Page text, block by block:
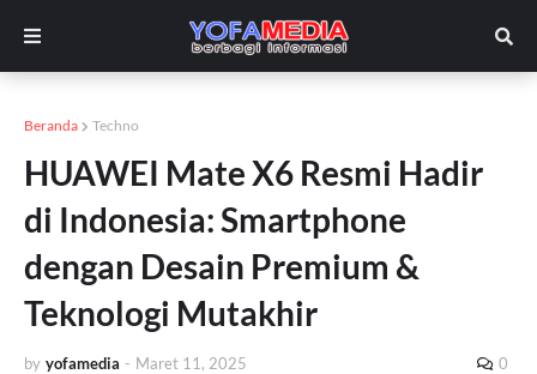
Beranda Techno
HUAWEI Mate X6 Resmi Hadir
di Indonesia: Smartphone
dengan Desain Premium &
Teknologi Mutakhir
by yofamedia - Maret 11, 2025 0